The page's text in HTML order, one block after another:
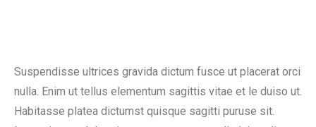
Suspendisse ultrices gravida dictum fusce ut placerat orci
nulla. Enim ut tellus elementum sagittis vitae et le duiso ut.
Habitasse platea dictumst quisque sagitti puruse sit.